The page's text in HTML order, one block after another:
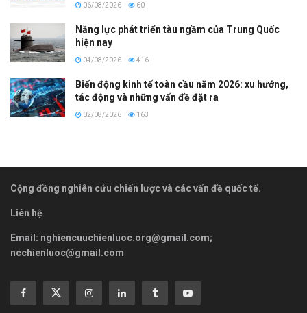
06/08/2026 60
Năng lực phát triển tàu ngầm của Trung Quốc
hiện nay
04/08/2026 416
Biến động kinh tế toàn cầu năm 2026: xu hướng,
tác động và những vấn đề đặt ra
02/08/2026 163
Cộng đồng nghiên cứu chiến lược và các vấn đề quốc tế.
Liên hệ
Email: nghiencuuchienluoc.org@gmail.com;
ncchienluoc@gmail.com